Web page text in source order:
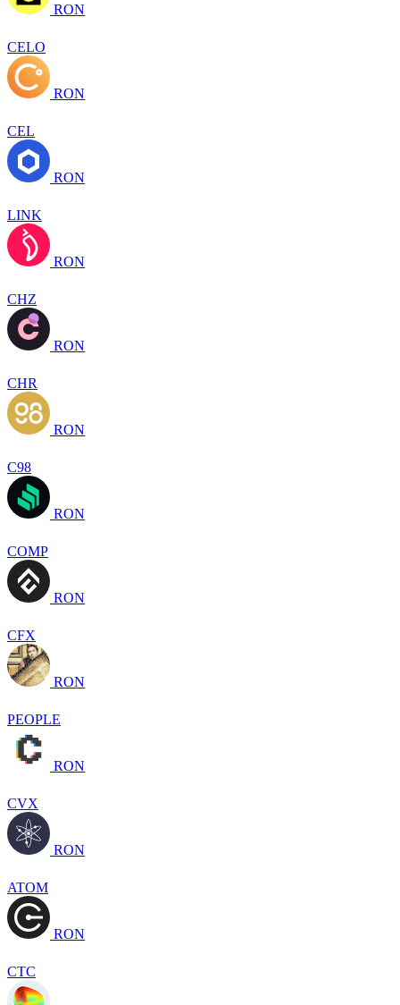
RON
CELO
RON
CEL
RON
LINK
RON
CHZ
RON
CHR
RON
C98
RON
COMP
RON
CFX
RON
PEOPLE
RON
CVX
RON
ATOM
RON
CTC